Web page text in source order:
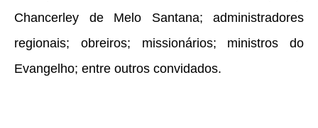
Chancerley de Melo Santana; administradores
regionais; obreiros; missionários; ministros do
Evangelho; entre outros convidados.